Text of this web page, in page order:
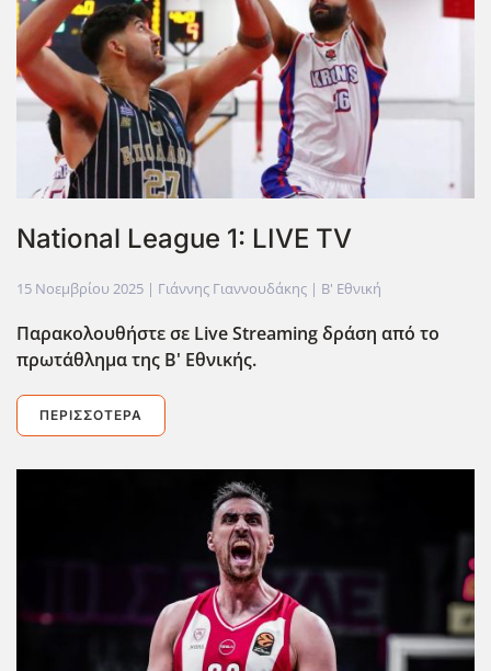
National League 1: LIVE TV
15 Νοεμβρίου 2025 | Γιάννης Γιαννουδάκης | Β' Εθνική
Παρακολουθήστε σε Live Streaming δράση από το
πρωτάθλημα της Β' Εθνικής.
ΠΕΡΙΣΣΌΤΕΡΑ